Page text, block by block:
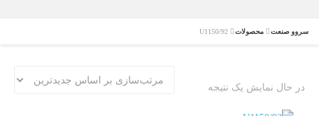
سروو صنعت محصولات U1150/92
در حال نمایش یک نتیجه